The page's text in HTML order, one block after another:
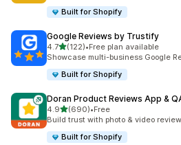
Built for Shopify
Google Reviews by Trustify
4.7滿分 5 顆星
(122)
共有 122 則評價
•Free plan available
Showcase multi-business Google
Built for Shopify
Doran Product Reviews App &
4.9滿分 5 顆星
(690)
共有 690 則評價
•Free
Build trust with photo & video
Built for Shopify